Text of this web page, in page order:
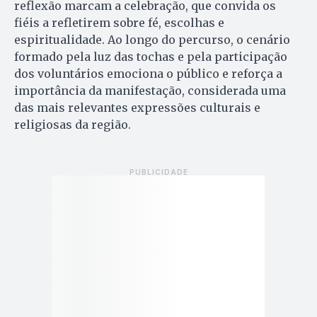
reflexão marcam a celebração, que convida os
fiéis a refletirem sobre fé, escolhas e
espiritualidade. Ao longo do percurso, o cenário
formado pela luz das tochas e pela participação
dos voluntários emociona o público e reforça a
importância da manifestação, considerada uma
das mais relevantes expressões culturais e
religiosas da região.